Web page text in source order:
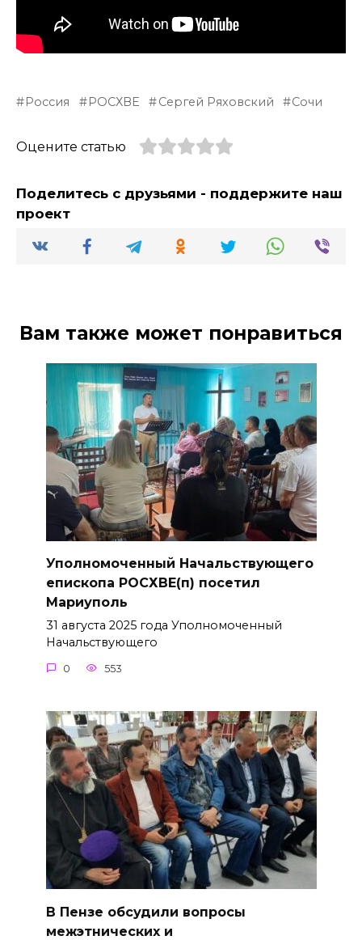
Россия РОСХВЕ Сергей Ряховский Сочи
Оцените статью
Поделитесь с друзьями - поддержите наш
проект
Вам также может понравиться
Уполномоченный Начальствующего
епископа РОСХВЕ(п) посетил
Мариуполь
31 августа 2025 года Уполномоченный
Начальствующего
0 553
В Пензе обсудили вопросы
межэтнических и